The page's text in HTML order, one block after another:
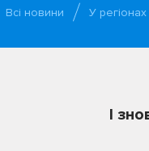
Всі новини У регіонах
І